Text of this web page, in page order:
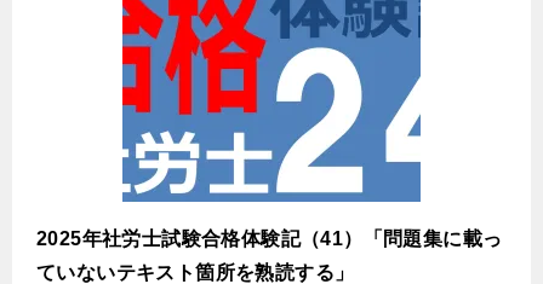
2025年社労士試験合格体験記（41）「問題集に載っ
ていないテキスト箇所を熟読する」